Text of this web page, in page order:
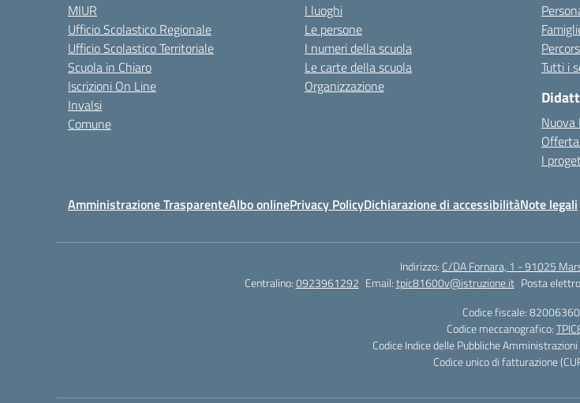
MIUR
Ufficio Scolastico Regionale
Ufficio Scolastico Territoriale
Scuola in Chiaro
Iscrizioni On Line
Invalsi
Comune
I luoghi
Le persone
I numeri della scuola
Le carte della scuola
Organizzazione
Tutti i
Nuova
I
Amministrazione TrasparenteAlbo onlinePrivacy PolicyDichiarazione di accessibilitàNote legali
Indirizzo: C/DA Fornara, 1 - 91025
Centralino:0923961292 Email:tpic81600v@istruzione.it Posta
Codice fiscale:
Codice meccanografico:
Codice Indice delle Pubbliche
Codice unico di fatturazione